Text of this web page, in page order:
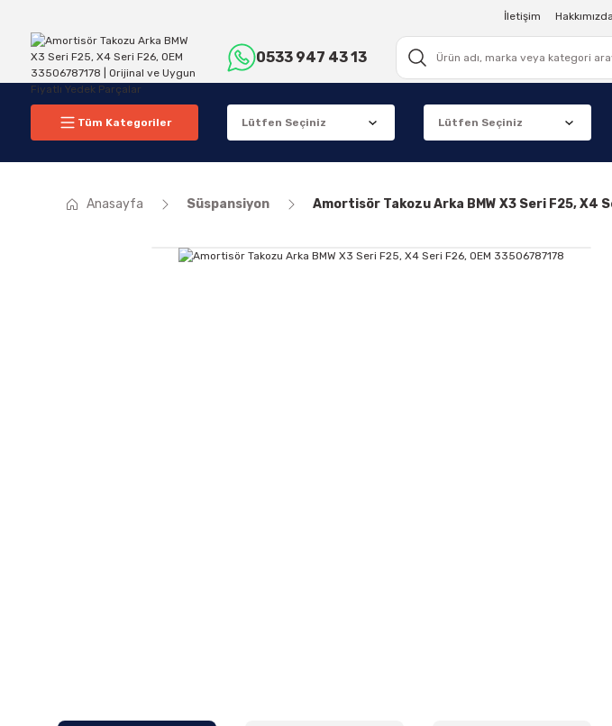
İletişim Hakkımızda
0533 947 43 13
Tüm Kategoriler
Anasayfa Süspansiyon Amortisör Takozu Arka BMW X3 Seri F25, X4